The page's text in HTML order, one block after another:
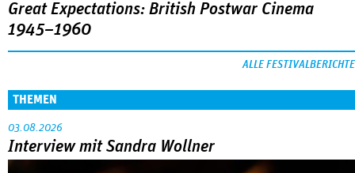
Great Expectations: British Postwar Cinema
1945–1960
ALLE FESTIVALBERICHTE
THEMEN
03.08.2026
Interview mit Sandra Wollner